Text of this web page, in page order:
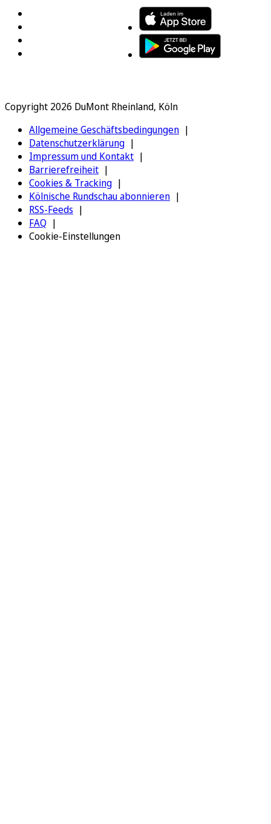
Copyright 2026 DuMont Rheinland, Köln
Allgemeine Geschäftsbedingungen
Datenschutzerklärung
Impressum und Kontakt
Barrierefreiheit
Cookies & Tracking
Kölnische Rundschau abonnieren
RSS-Feeds
FAQ
Cookie-Einstellungen